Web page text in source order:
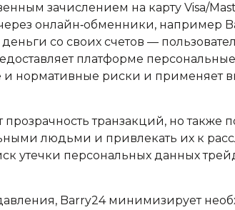
зачислением на карту Visa/
онлайн‑обменники, например
со своих счетов —
платформе
и нормативные риски и применяет
транзакций, но также
людьми и привлекать их к
утечки персональных данных
Barry24 минимизирует